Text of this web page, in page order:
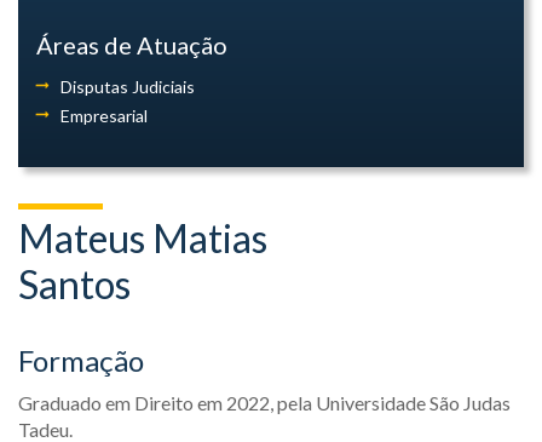
Áreas de Atuação
Disputas Judiciais
Empresarial
Mateus Matias
Santos
Formação
Graduado em Direito em 2022, pela Universidade São Judas
Tadeu.